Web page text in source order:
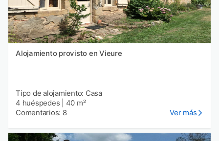
Alojamiento provisto en Vieure
Tipo de alojamiento: Casa
4 huéspedes
40 m²
Comentarios: 8
Ver más